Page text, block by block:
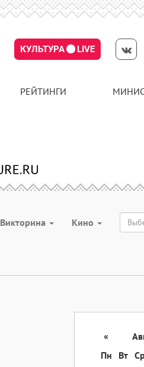
КУЛЬТУРА LIVE
РЕЙТИНГИ
Викторина Кино
«
Пн
Вт Ср